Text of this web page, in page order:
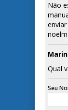
Não
Qual
Seu